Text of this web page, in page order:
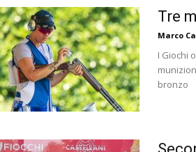
Tre
Marco
I Giochi
bronzo